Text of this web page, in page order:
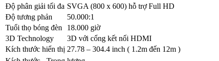
Độ phân giải tối đa SVGA (800 x 600) hỗ trợ Full HD
Độ tương phản
50.000:1
Tuổi thọ bóng đèn
18.000 giờ
3D Technology
3D với cổng kết nối HDMI
Kích thước hiển thị 27.78 – 304.4 inch ( 1.2m đến 12m )